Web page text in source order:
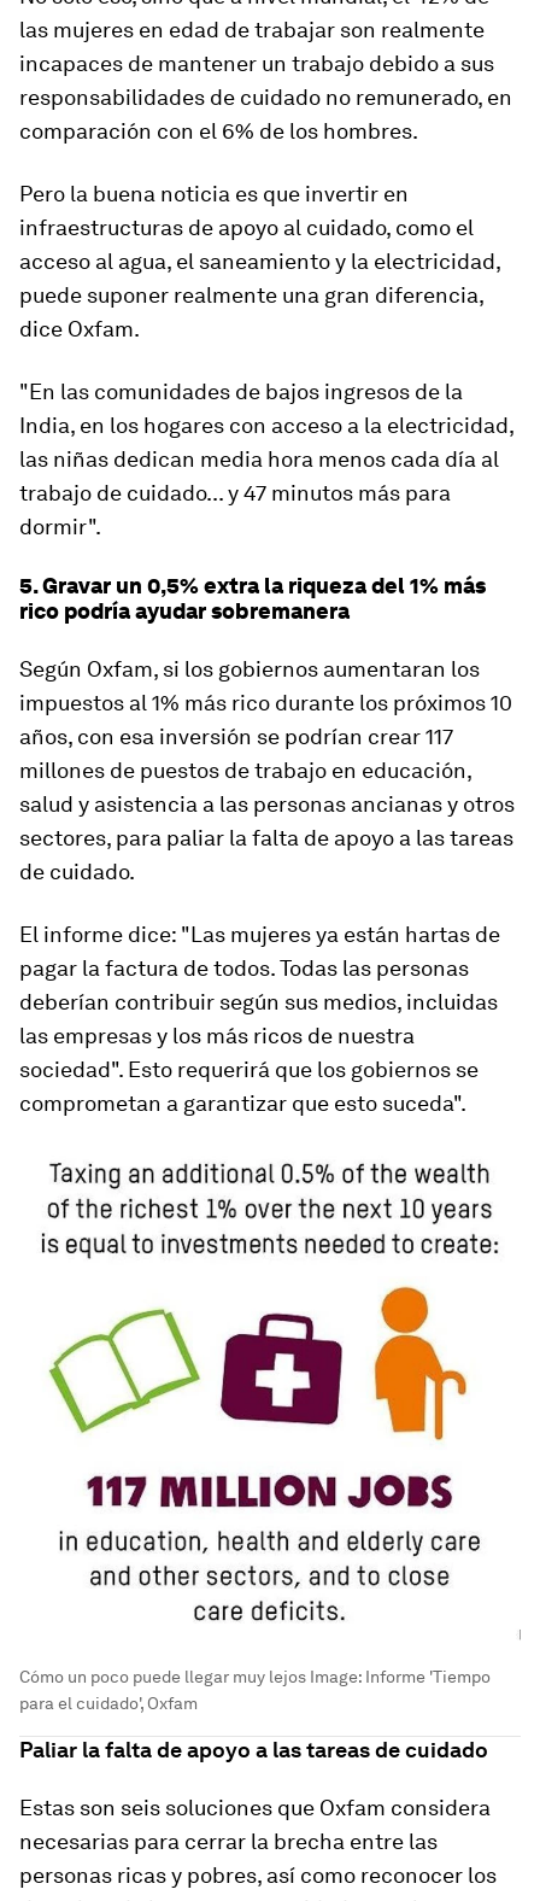
las mujeres en edad de trabajar son realmente
incapaces de mantener un trabajo debido a sus
responsabilidades de cuidado no remunerado, en
comparación con el 6% de los hombres.
Pero la buena noticia es que invertir en
infraestructuras de apoyo al cuidado, como el
acceso al agua, el saneamiento y la electricidad,
puede suponer realmente una gran diferencia,
dice Oxfam.
"En las comunidades de bajos ingresos de la
India, en los hogares con acceso a la electricidad,
las niñas dedican media hora menos cada día al
trabajo de cuidado... y 47 minutos más para
dormir".
5. Gravar un 0,5% extra la riqueza del 1% más
rico podría ayudar sobremanera
Según Oxfam, si los gobiernos aumentaran los
impuestos al 1% más rico durante los próximos 10
años, con esa inversión se podrían crear 117
millones de puestos de trabajo en educación,
salud y asistencia a las personas ancianas y otros
sectores, para paliar la falta de apoyo a las tareas
de cuidado.
El informe dice: "Las mujeres ya están hartas de
pagar la factura de todos. Todas las personas
deberían contribuir según sus medios, incluidas
las empresas y los más ricos de nuestra
sociedad". Esto requerirá que los gobiernos se
comprometan a garantizar que esto suceda".
Cómo un poco puede llegar muy lejos Image: Informe 'Tiempo
para el cuidado', Oxfam
Paliar la falta de apoyo a las tareas de cuidado
Estas son seis soluciones que Oxfam considera
necesarias para cerrar la brecha entre las
personas ricas y pobres, así como reconocer los